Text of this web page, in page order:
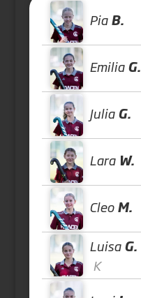
Pia B.
Emilia G.
Julia G.
Lara W.
Cleo M.
Luisa G.
K